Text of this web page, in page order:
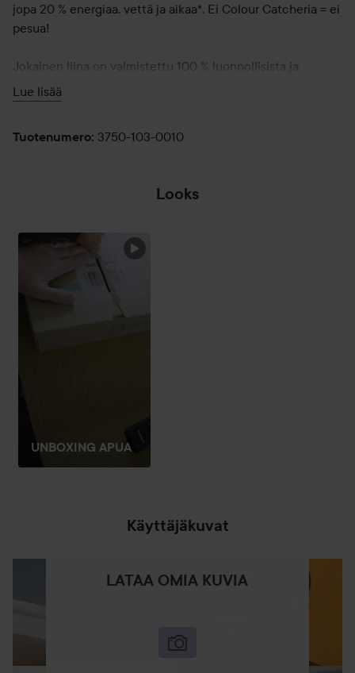
jopa 20 % energiaa, vettä ja aikaa*. Ei Colour Catcheria = ei
pesua!
Jokainen liina on valmistettu 100 % luonnollisista ja
biohajoavista kuiduista, ja pakkaus on FSC-sertifioitu,
valmistettu 100 % kierrätyspaperista ja se on täysin
- Kaikki ohjelmat, kankaat ja lämpötilat
- Ykkönen Euroopassa**
- Liina on valmistettu 100 % luonnollisista ja biohajoavista
- Pakkaus on FSC-sertifioitu ja valmistettu 100 %
arvo
- Pesun aikana värit irtoavat veteen.
vaatteisiin.
- Todiste näkyy liinassa!™
Lue lisää
Tuotenumero: 3750-103-0010
Looks
UNBOXING APUA
Käyttäjäkuvat
LATAA OMIA KUVIA